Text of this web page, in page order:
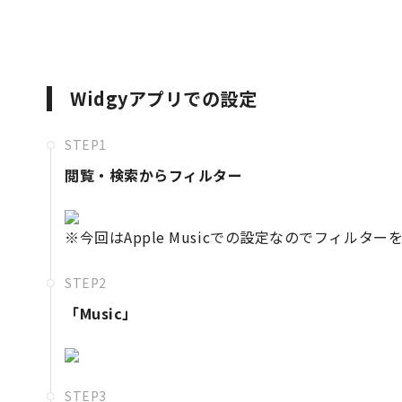
Widgyアプリでの設定
STEP1
閲覧・検索からフィルター
※今回はApple Musicでの設定なのでフィルターを
STEP2
「Music」
STEP3